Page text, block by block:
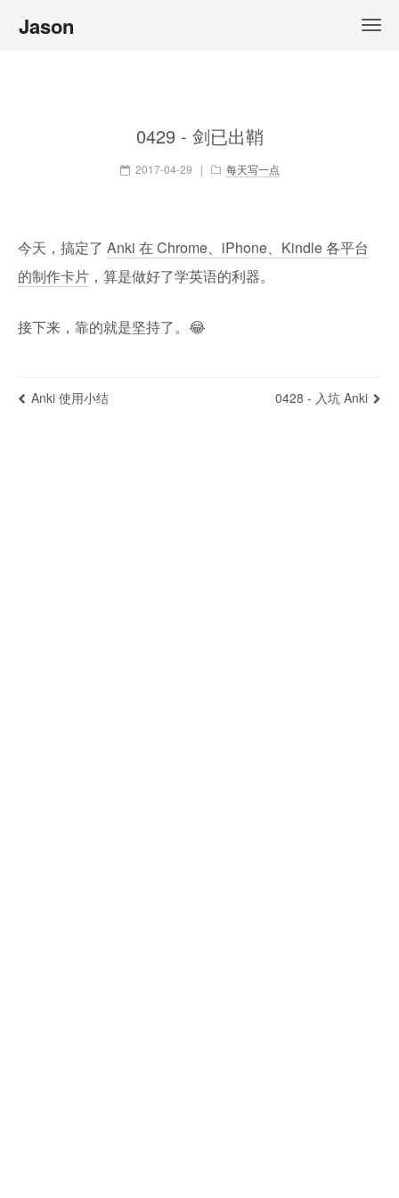
Jason
0429 - 剑已出鞘
2017-04-29 | 每天写一点
今天，搞定了 Anki 在 Chrome、iPhone、Kindle 各平台
的制作卡片 ，算是做好了学英语的利器。
接下来，靠的就是坚持了。😂
Anki 使用小结 0428 - 入坑 Anki